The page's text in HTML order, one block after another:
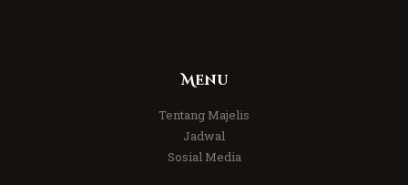
Menu
Tentang Majelis
Jadwal
Sosial Media